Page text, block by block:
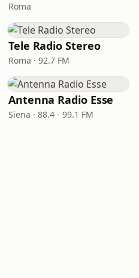
Roma
Tele Radio Stereo
Roma · 92.7 FM
Antenna Radio Esse
Siena · 88.4 - 99.1 FM